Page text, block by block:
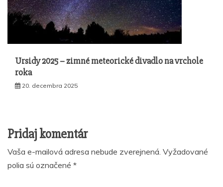
Ursidy 2025 – zimné meteorické divadlo na vrchole
roka
20. decembra 2025
Pridaj komentár
Vaša e-mailová adresa nebude zverejnená. Vyžadované
polia sú označené *